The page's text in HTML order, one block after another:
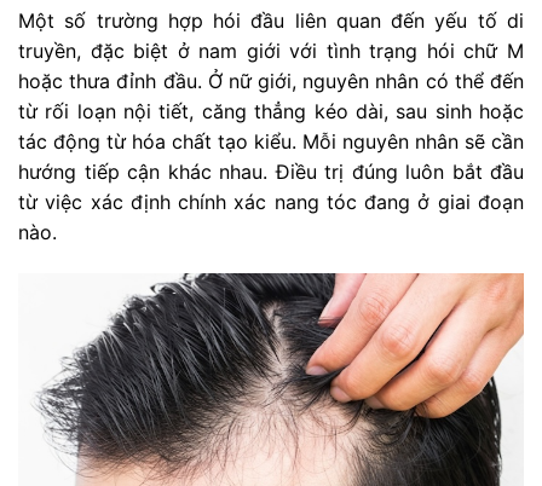
Một số trường hợp hói đầu liên quan đến yếu tố di
truyền, đặc biệt ở nam giới với tình trạng hói chữ M
hoặc thưa đỉnh đầu. Ở nữ giới, nguyên nhân có thể đến
từ rối loạn nội tiết, căng thẳng kéo dài, sau sinh hoặc
tác động từ hóa chất tạo kiểu. Mỗi nguyên nhân sẽ cần
hướng tiếp cận khác nhau. Điều trị đúng luôn bắt đầu
từ việc xác định chính xác nang tóc đang ở giai đoạn
nào.